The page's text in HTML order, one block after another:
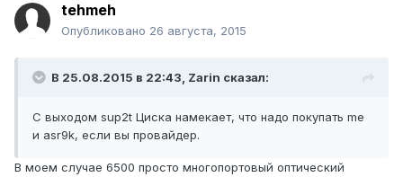
tehmeh
Опубликовано 26 августа, 2015
В 25.08.2015 в 22:43, Zarin сказал:
С выходом sup2t Циска намекает, что надо покупать me
и asr9k, если вы провайдер.
В моем случае 6500 просто многопортовый оптический